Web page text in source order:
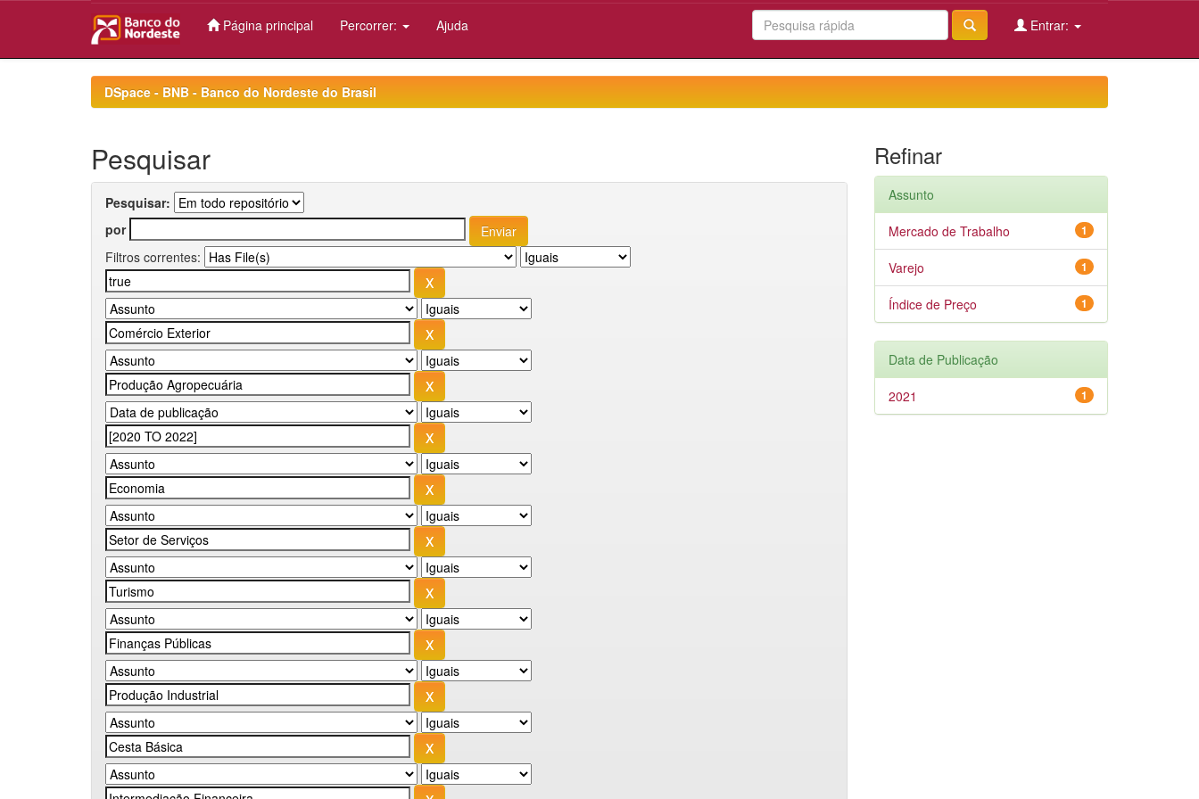
Página principal Percorrer: Ajuda Entrar:
DSpace - BNB - Banco do Nordeste do Brasil
Pesquisar
Pesquisar:
por
Filtros correntes:
Refinar
Assunto
1
Mercado de Trabalho
1
Varejo
1
Índice de Preço
Data de Publicação
1
2021